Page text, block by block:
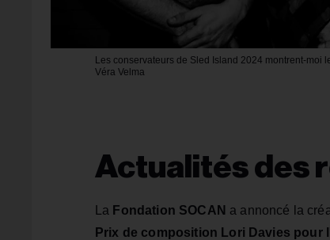
Les conservateurs de Sled Island 2024 montrent-moi
Véra Velma
Actualités des
La Fondation SOCAN a annoncé la
Prix de composition Lori Davies pour